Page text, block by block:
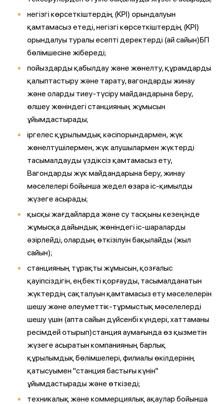
негізгі көрсеткіштердің (KPI) орындалуын
қамтамасыз етеді, негізгі көрсеткіштердің (KPI)
орындалуы туралы есепті деректерді (ай сайын)БП
бөлімшесіне жібереді;
пойыздарды қабылдау және жөнелту, құрамдарды
қалыптастыру және тарату, вагондарды жинау
және оларды тиеу-түсіру майдандарына беру,
өлшеу жөніндегі станцияның жұмысын
ұйымдастырады;
іргелес құрылымдық кәсіпорындармен, жүк
жөнелтушілермен, жүк алушылармен жүктерді
тасымалдауды үздіксіз қамтамасыз ету,
Вагондарды жүк майдандарына беру, жинау
мәселелері бойынша жедел өзара іс-қимылды
жүзеге асырады;
қысқы жағдайларда және су тасқыны кезеңінде
жұмысқа дайындық жөніндегі іс-шараларды
әзірлейді, олардың өткізілуін бақылайды (жыл
сайын);
станцияның тұрақты жұмысын, қозғалыс
қауіпсіздігін, еңбекті қорғауды, тасымалданатын
жүктердің сақталуын қамтамасыз ету мәселелерін
шешу және әлеуметтік-тұрмыстық мәселелерді
шешу үшін (апта сайын дүйсенбі күндері, хаттаманы
ресімдей отырып)станция аумағында өз қызметін
жүзеге асыратын компанияның барлық
құрылымдық бөлімшелері, филиалы өкілдерінің
қатысуымен "станция бастығы күнін"
ұйымдастырады және өткізеді;
техникалық және коммерциялық ақаулар бойынша